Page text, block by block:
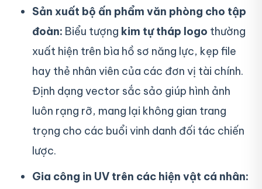
Sản xuất bộ ấn phẩm văn phòng cho tập
đoàn: Biểu tượng kim tự tháp logo thường
xuất hiện trên bìa hồ sơ năng lực, kẹp file
hay thẻ nhân viên của các đơn vị tài chính.
Định dạng vector sắc sảo giúp hình ảnh
luôn rạng rỡ, mang lại không gian trang
trọng cho các buổi vinh danh đối tác chiến
lược.
Gia công in UV trên các hiện vật cá nhân: